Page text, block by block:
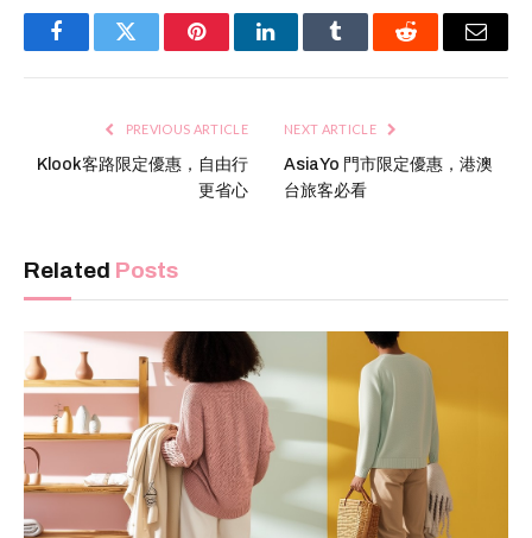
FacebookTwitter PinterestLinkedInTumblr Reddit Email
PREVIOUS ARTICLE
Klook客路限定優惠，自由行
更省心
NEXT ARTICLE
AsiaYo 門市限定優惠，港澳
台旅客必看
Related Posts